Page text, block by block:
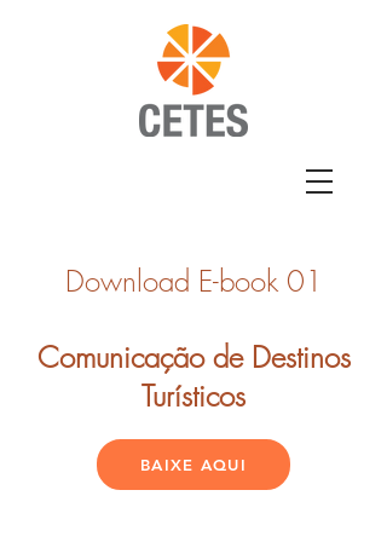
Download E-book 01
Comunicação de Destinos
Turísticos
BAIXE AQUI